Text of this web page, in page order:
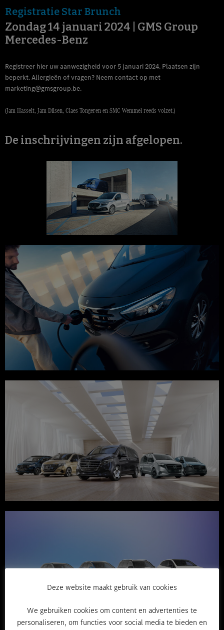
Registratie Star Brunch
Zondag 14 januari 2024 | GMS Group
Mercedes-Benz
Registreer hier uw aanwezigheid voor 5 januari 2024. Plaatsen zijn
beperkt. Allergieën of vragen? Neem contact op met
marketing@gmsgroup.be.
(Jam Hasselt, Jam Dilsen, Claes Tongeren en SMC Wemmel reeds volzet.)
De inschrijvingen zijn afgelopen.
Deze website maakt gebruik van cookies
We gebruiken cookies om content en advertenties te
personaliseren, om functies voor social media te bieden en